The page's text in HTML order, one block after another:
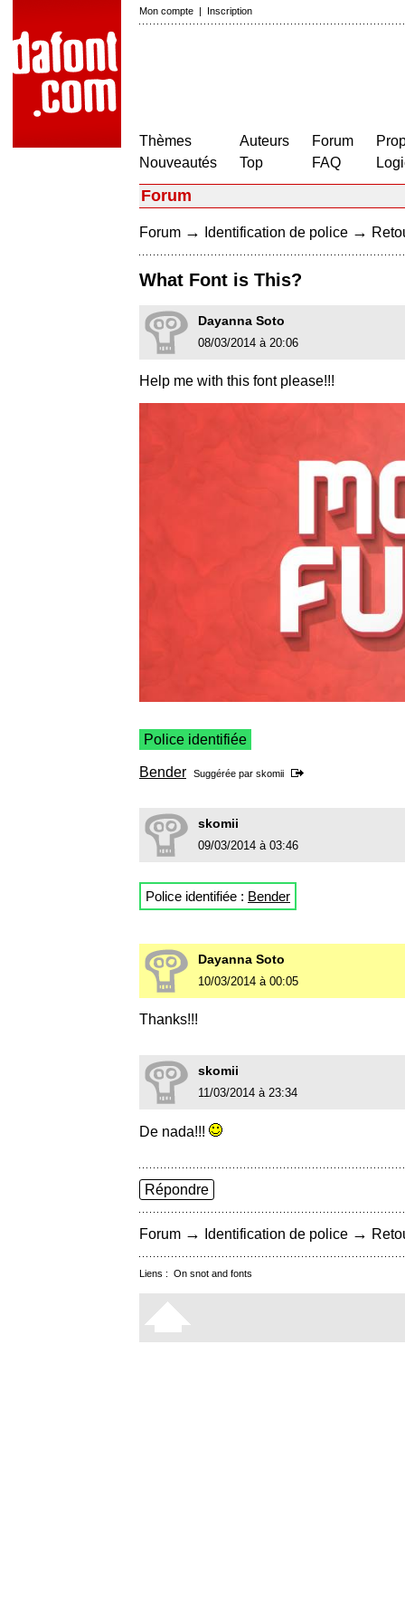
Mon compte | Inscription
Thèmes
Nouveautés
Auteurs
Top
Forum
FAQ
Forum
Forum → Identification de police →
What Font is This?
Dayanna Soto
08/03/2014 à 20:06
Help me with this font please!!!
Police identifiée
Bender Suggérée par skomii
skomii
09/03/2014 à 03:46
Police identifiée : Bender
Dayanna Soto
10/03/2014 à 00:05
Thanks!!!
skomii
11/03/2014 à 23:34
De nada!!!
Répondre
Forum → Identification de police →
Liens : On snot and fonts